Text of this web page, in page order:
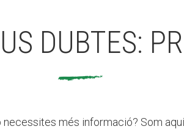
DUBTES:
necessites més informació? Som